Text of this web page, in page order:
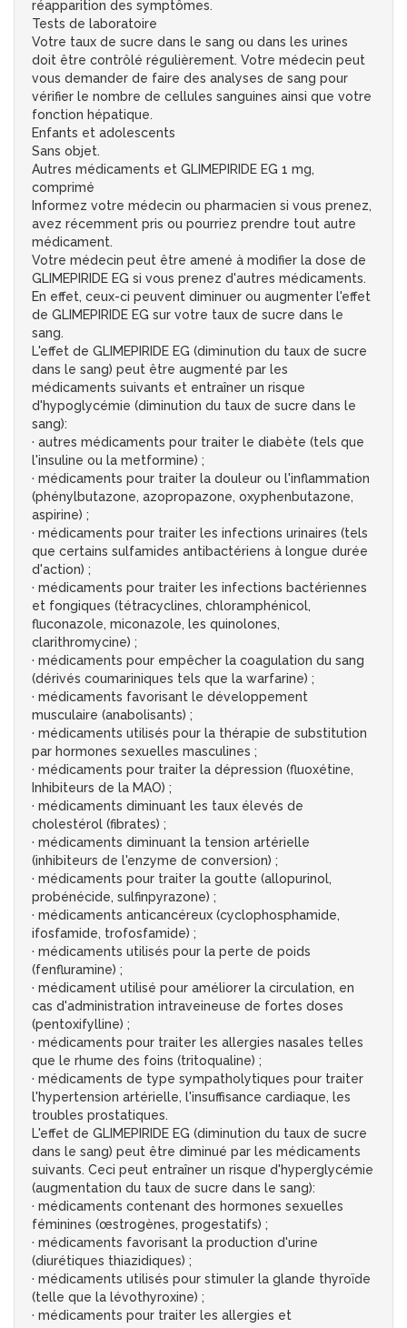
réapparition des symptômes.
Tests de laboratoire
Votre taux de sucre dans le sang ou dans les urines
doit être contrôlé régulièrement. Votre médecin peut
vous demander de faire des analyses de sang pour
vérifier le nombre de cellules sanguines ainsi que votre
fonction hépatique.
Enfants et adolescents
Sans objet.
Autres médicaments et GLIMEPIRIDE EG 1 mg,
comprimé
Informez votre médecin ou pharmacien si vous prenez,
avez récemment pris ou pourriez prendre tout autre
médicament.
Votre médecin peut être amené à modifier la dose de
GLIMEPIRIDE EG si vous prenez d'autres médicaments.
En effet, ceux-ci peuvent diminuer ou augmenter l'effet
de GLIMEPIRIDE EG sur votre taux de sucre dans le
sang.
L'effet de GLIMEPIRIDE EG (diminution du taux de sucre
dans le sang) peut être augmenté par les
médicaments suivants et entraîner un risque
d'hypoglycémie (diminution du taux de sucre dans le
sang):
· autres médicaments pour traiter le diabète (tels que
l'insuline ou la metformine) ;
· médicaments pour traiter la douleur ou l'inflammation
(phénylbutazone, azopropazone, oxyphenbutazone,
aspirine) ;
· médicaments pour traiter les infections urinaires (tels
que certains sulfamides antibactériens à longue durée
d'action) ;
· médicaments pour traiter les infections bactériennes
et fongiques (tétracyclines, chloramphénicol,
fluconazole, miconazole, les quinolones,
clarithromycine) ;
· médicaments pour empêcher la coagulation du sang
(dérivés coumariniques tels que la warfarine) ;
· médicaments favorisant le développement
musculaire (anabolisants) ;
· médicaments utilisés pour la thérapie de substitution
par hormones sexuelles masculines ;
· médicaments pour traiter la dépression (fluoxétine,
Inhibiteurs de la MAO) ;
· médicaments diminuant les taux élevés de
cholestérol (fibrates) ;
· médicaments diminuant la tension artérielle
(inhibiteurs de l'enzyme de conversion) ;
· médicaments pour traiter la goutte (allopurinol,
probénécide, sulfinpyrazone) ;
· médicaments anticancéreux (cyclophosphamide,
ifosfamide, trofosfamide) ;
· médicaments utilisés pour la perte de poids
(fenfluramine) ;
· médicament utilisé pour améliorer la circulation, en
cas d'administration intraveineuse de fortes doses
(pentoxifylline) ;
· médicaments pour traiter les allergies nasales telles
que le rhume des foins (tritoqualine) ;
· médicaments de type sympatholytiques pour traiter
l'hypertension artérielle, l'insuffisance cardiaque, les
troubles prostatiques.
L'effet de GLIMEPIRIDE EG (diminution du taux de sucre
dans le sang) peut être diminué par les médicaments
suivants. Ceci peut entraîner un risque d'hyperglycémie
(augmentation du taux de sucre dans le sang):
· médicaments contenant des hormones sexuelles
féminines (œstrogènes, progestatifs) ;
· médicaments favorisant la production d'urine
(diurétiques thiazidiques) ;
· médicaments utilisés pour stimuler la glande thyroïde
(telle que la lévothyroxine) ;
· médicaments pour traiter les allergies et